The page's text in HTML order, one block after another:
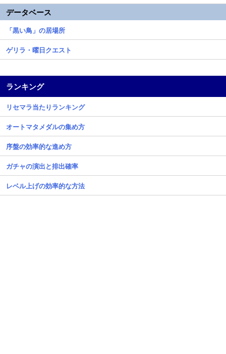
データベース
「黒い鳥」の居場所
ゲリラ・曜日クエスト
ランキング
リセマラ当たりランキング
オートマタメダルの集め方
序盤の効率的な進め方
ガチャの演出と排出確率
レベル上げの効率的な方法